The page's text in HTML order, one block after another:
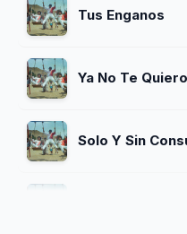
Tus Enganos
Ya No Te Quiero
Solo Y Sin